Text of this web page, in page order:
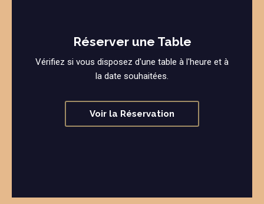
Réserver une Table
Vérifiez si vous disposez d'une table à l'heure et à
la date souhaitées.
Voir la Réservation